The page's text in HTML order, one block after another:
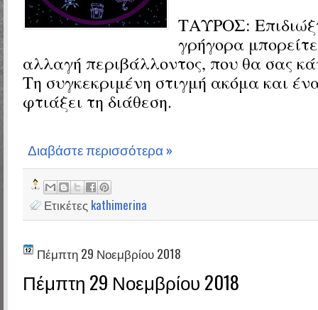
ΤΑΥΡΟΣ:
γρήγορα
αλλαγή περιβάλλοντος, που θα σας
Τη συγκεκριμένη στιγμή ακόμα και
φτιάξει τη διάθεση.
Διαβάστε περισσότερα »
Ετικέτες kathimerina
Πέμπτη 29 Νοεμβρίου 2018
Πέμπτη 29 Νοεμβρίου 2018